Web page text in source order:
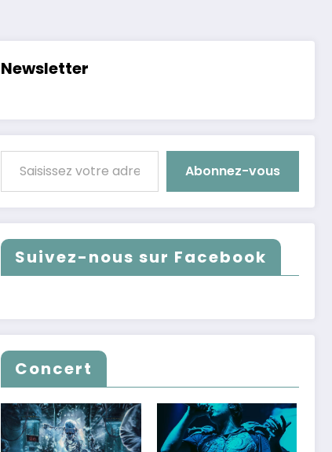
Newsletter
Saisissez votre adresse e-mail…
Abonnez-vous
Suivez-nous sur Facebook
Concert